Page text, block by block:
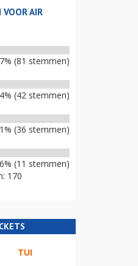
VOOR AIR
(81 stemmen)
(42 stemmen)
(36 stemmen)
6% (11 stemmen)
170
TUI